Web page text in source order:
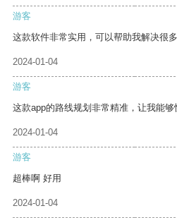
游客
这款软件非常实用，可以帮助我解决很多
2024-01-04
游客
这款app的路线规划非常精准，让我能够
2024-01-04
游客
超棒啊 好用
2024-01-04